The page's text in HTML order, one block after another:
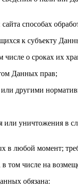
способах
к субъекту
числе о сроках их
Данных прав;
другими
или уничтожения в
в любой момент;
том числе на
обязана: